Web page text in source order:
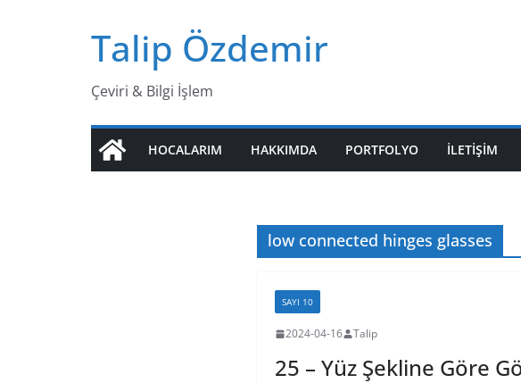
Talip Özdemir
Çeviri & Bilgi İşlem
HOCALARIM HAKKIMDA PORTFOLYO İLETİŞİM
low connected hinges glasses
SAYI 10
2024-04-16 Talip
25 – Yüz Şekline Göre